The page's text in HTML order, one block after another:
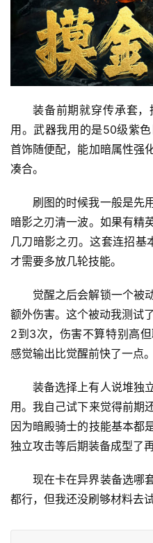
装备前期就穿传承套
用。武器我用的是50级紫
首饰随便配，能加暗属性强
凑合。
刷图的时候我一般是先
暗影之刃清一波。如果有精
几刀暗影之刃。这套连招基
才需要多放几轮技能。
觉醒之后会解锁一个被
额外伤害。这个被动我测试
2到3次，伤害不算特别高
感觉输出比觉醒前快了一点。
装备选择上有人说堆独
用。我自己试下来觉得前期
因为暗殿骑士的技能基本都
独立攻击等后期装备成型了再
现在卡在异界装备选哪
都行，但我还没刷够材料去